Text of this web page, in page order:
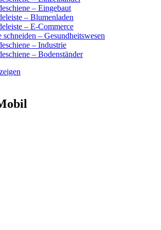
– Eingebaut
– Blumenladen
– E-Commerce
schneiden – Gesundheitswesen
– Industrie
– Bodenständer